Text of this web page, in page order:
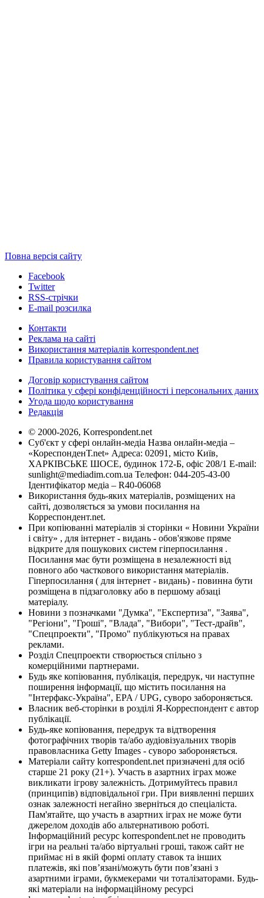
Повна версія сайту
Facebook
Twitter
RSS-стрічки
E-mail розсилка
Контакти
Реклама на сайті
Використання матеріалів korrespondent.net
Правила користування сайтом
Договір користування сайтом
Політика у сфері конфіденційності і персональних даних
Угода щодо користування
Редакція
© 2000-2026, Korrespondent.net
Суб'єкт у сфері онлайн-медіа Назва онлайн-медіа –
«КореспонденТ.net» Адреса: 02091, місто Київ,
ХАРКІВСЬКЕ ШОСЕ, будинок 172-Б, офіс 208/1 E-mail:
sunlight@mediadim.com.ua Телефон: 044-205-43-00
Ідентифікатор медіа – R40-06068
Використання будь-яких матеріалів, розміщених на
сайті, дозволяється за умови посилання на
Корреспондент.net.
При копіюванні матеріалів зі сторінки « Новини України
і світу» , для інтернет - видань - обов'язкове пряме
відкрите для пошукових систем гіперпосилання .
Посилання має бути розміщена в незалежності від
повного або часткового використання матеріалів.
Гіперпосилання ( для інтернет - видань) - повинна бути
розміщена в підзаголовку або в першому абзаці
матеріалу.
Новини з позначками "Думка", "Експертиза", "Заява",
"Регіони", "Гроші", "Влада", "Вибори", "Тест-драйв",
"Спецпроекти", "Промо" публікуються на правах
реклами.
Розділ Спецпроекти створюється спільно з
комерційними партнерами.
Будь яке копіювання, публікація, передрук, чи наступне
поширення інформації, що містить посилання на
"Інтерфакс-Україна", EPA / UPG, суворо забороняється.
Власник веб-сторінки в розділі Я-Корреспондент є автор
публікації.
Будь-яке копіювання, передрук та відтворення
фотографічних творів та/або аудіовізуальних творів
правовласника Getty Images - суворо забороняється.
Матеріали сайту korrespondent.net призначені для осіб
старше 21 року (21+). Участь в азартних іграх може
викликати ігрову залежність. Дотримуйтесь правил
(принципів) відповідальної гри. При виявленні перших
ознак залежності негайно зверніться до спеціаліста.
Пам'ятайте, що участь в азартних іграх не може бути
джерелом доходів або альтернативою роботі.
Інформаційний ресурс korrespondent.net не проводить
ігри на реальні та/або віртуальні гроші, також сайт не
приймає ні в якій формі оплату ставок та інших
платежів, які пов’язані/можуть бути пов’язані з
азартними іграми, букмекерами чи тоталізаторами. Будь-
які матеріали на інформаційному ресурсі